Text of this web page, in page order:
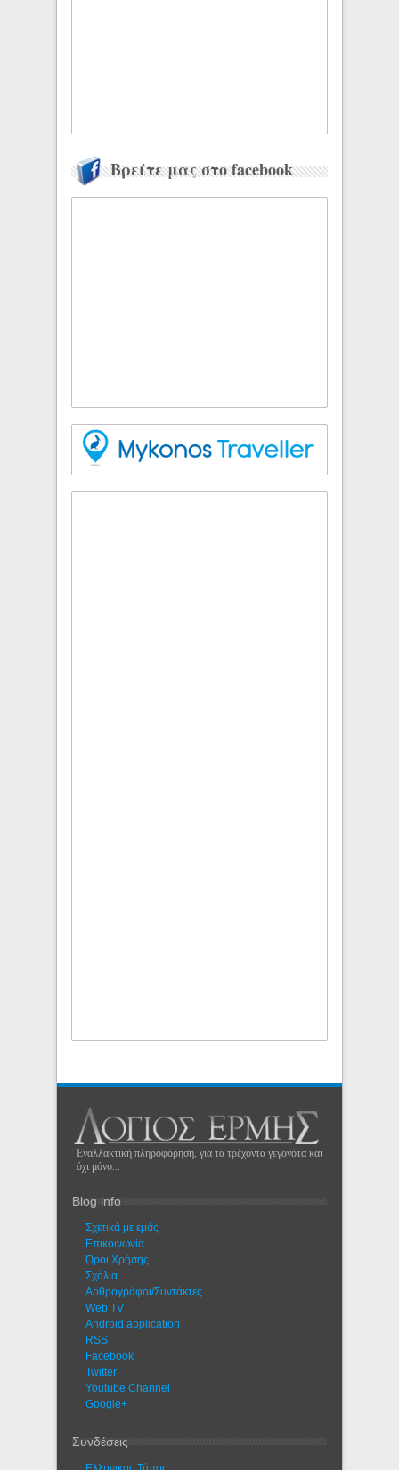
Βρείτε μας στο facebook
Εναλλακτική πληροφόρηση, για τα τρέχοντα γεγονότα και
όχι μόνο...
Blog info
Σχετικά με εμάς
Eπικοινωνία
Όροι Χρήσης
Σχόλια
Αρθρογράφοι/Συντάκτες
Web TV
Android application
RSS
Facebook
Twitter
Youtube Channel
Google+
Συνδέσεις